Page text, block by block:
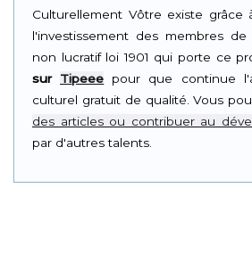
Culturellement Vôtre existe grâce
l'investissement des membres
non lucratif loi 1901 qui porte ce
sur Tipeee pour que continue
culturel gratuit de qualité. Vous
des articles ou contribuer au
par d'autres talents.